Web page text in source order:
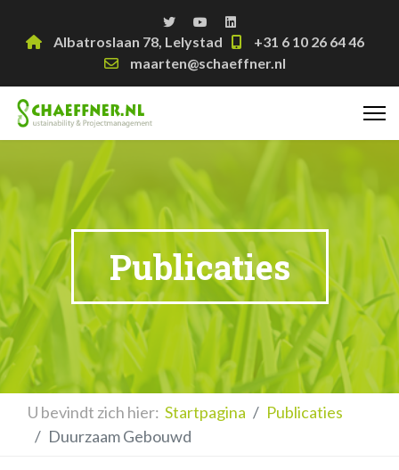
Albatroslaan 78, Lelystad
+31 6 10 26 64 46
maarten@schaeffner.nl
Publicaties
U bevindt zich hier: Startpagina
Publicaties
Duurzaam Gebouwd